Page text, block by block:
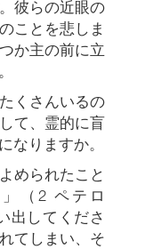
彼らの近眼の
ことを悲しま
か主の前に立
くさんいるの
て、霊的に盲
なりますか。
められたこと
（2 ペテロ
出してくださ
てしまい、そ